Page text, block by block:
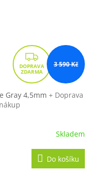
Z
D
A
R
3 590 Kč
Gray 4,5mm + Doprava
Skladem
Do košíku